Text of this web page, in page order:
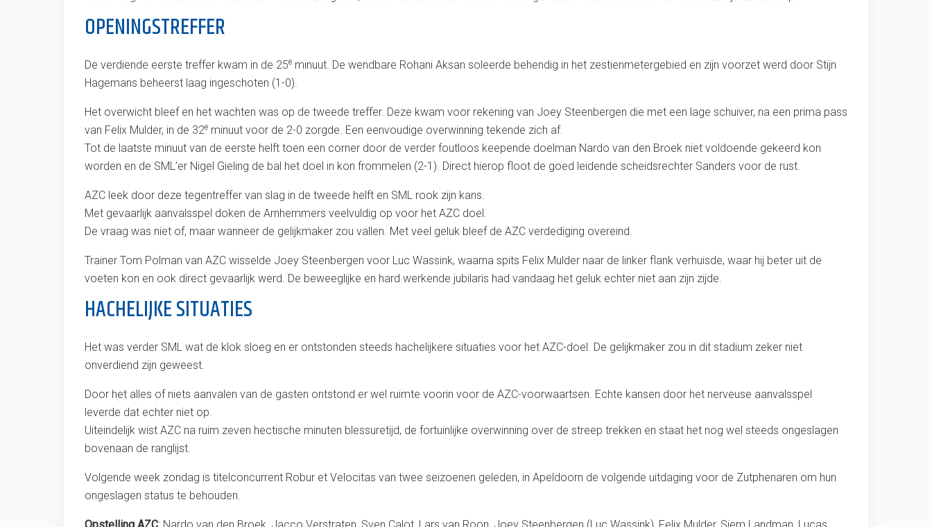
OPENINGSTREFFER
De verdiende eerste treffer kwam in de 25e minuut. De wendbare Rohani Aksan soleerde behendig in het zestienmetergebied en zijn voorzet werd door Stijn
Hagemans beheerst laag ingeschoten (1-0).
Het overwicht bleef en het wachten was op de tweede treffer. Deze kwam voor rekening van Joey Steenbergen die met een lage schuiver, na een prima pass
van Felix Mulder, in de 32e minuut voor de 2-0 zorgde. Een eenvoudige overwinning tekende zich af.
Tot de laatste minuut van de eerste helft toen een corner door de verder foutloos keepende doelman Nardo van den Broek niet voldoende gekeerd kon
worden en de SML’er Nigel Gieling de bal het doel in kon frommelen (2-1). Direct hierop floot de goed leidende scheidsrechter Sanders voor de rust.
AZC leek door deze tegentreffer van slag in de tweede helft en SML rook zijn kans.
Met gevaarlijk aanvalsspel doken de Arnhemmers veelvuldig op voor het AZC doel.
De vraag was niet of, maar wanneer de gelijkmaker zou vallen. Met veel geluk bleef de AZC verdediging overeind.
Trainer Tom Polman van AZC wisselde Joey Steenbergen voor Luc Wassink, waarna spits Felix Mulder naar de linker flank verhuisde, waar hij beter uit de
voeten kon en ook direct gevaarlijk werd. De beweeglijke en hard werkende jubilaris had vandaag het geluk echter niet aan zijn zijde.
HACHELIJKE SITUATIES
Het was verder SML wat de klok sloeg en er ontstonden steeds hachelijkere situaties voor het AZC-doel. De gelijkmaker zou in dit stadium zeker niet
onverdiend zijn geweest.
Door het alles of niets aanvalen van de gasten ontstond er wel ruimte voorin voor de AZC-voorwaartsen. Echte kansen door het nerveuse aanvalsspel
leverde dat echter niet op.
Uiteindelijk wist AZC na ruim zeven hectische minuten blessuretijd, de fortuinlijke overwinning over de streep trekken en staat het nog wel steeds ongeslagen
bovenaan de ranglijst.
Volgende week zondag is titelconcurrent Robur et Velocitas van twee seizoenen geleden, in Apeldoorn de volgende uitdaging voor de Zutphenaren om hun
ongeslagen status te behouden.